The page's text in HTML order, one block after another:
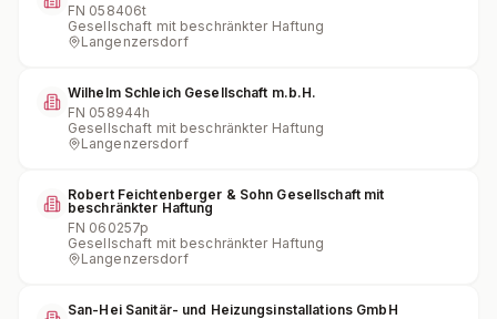
FN 058406t
Gesellschaft mit beschränkter Haftung
Langenzersdorf
Wilhelm Schleich Gesellschaft m.b.H.
FN 058944h
Gesellschaft mit beschränkter Haftung
Langenzersdorf
Robert Feichtenberger & Sohn Gesellschaft mit
beschränkter Haftung
FN 060257p
Gesellschaft mit beschränkter Haftung
Langenzersdorf
San-Hei Sanitär- und Heizungsinstallations GmbH